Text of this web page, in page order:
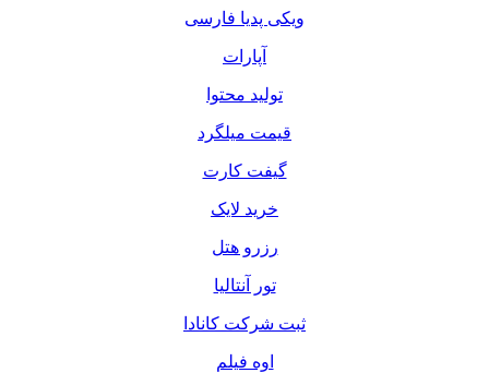
ویکی پدیا فارسی
آپارات
تولید محتوا
قیمت میلگرد
گیفت کارت
خرید لایک
رزرو هتل
تور آنتالیا
ثبت شرکت کانادا
اوه فیلم